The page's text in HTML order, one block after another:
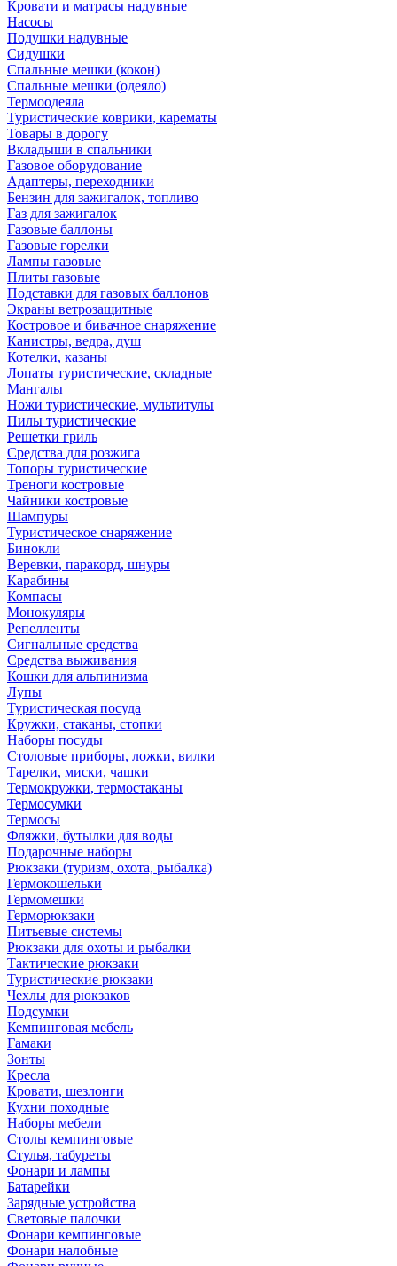
Кровати и матрасы надувные
Насосы
Подушки надувные
Сидушки
Спальные мешки (кокон)
Спальные мешки (одеяло)
Термоодеяла
Туристические коврики, карематы
Товары в дорогу
Вкладыши в спальники
Газовое оборудование
Адаптеры, переходники
Бензин для зажигалок, топливо
Газ для зажигалок
Газовые баллоны
Газовые горелки
Лампы газовые
Плиты газовые
Подставки для газовых баллонов
Экраны ветрозащитные
Костровое и бивачное снаряжение
Канистры, ведра, душ
Котелки, казаны
Лопаты туристические, складные
Мангалы
Ножи туристические, мультитулы
Пилы туристические
Решетки гриль
Средства для розжига
Топоры туристические
Треноги костровые
Чайники костровые
Шампуры
Туристическое снаряжение
Бинокли
Веревки, паракорд, шнуры
Карабины
Компасы
Монокуляры
Репелленты
Сигнальные средства
Средства выживания
Кошки для альпинизма
Лупы
Туристическая посуда
Кружки, стаканы, стопки
Наборы посуды
Столовые приборы, ложки, вилки
Тарелки, миски, чашки
Термокружки, термостаканы
Термосумки
Термосы
Фляжки, бутылки для воды
Подарочные наборы
Рюкзаки (туризм, охота, рыбалка)
Гермокошельки
Гермомешки
Герморюкзаки
Питьевые системы
Рюкзаки для охоты и рыбалки
Тактические рюкзаки
Туристические рюкзаки
Чехлы для рюкзаков
Подсумки
Кемпинговая мебель
Гамаки
Зонты
Кресла
Кровати, шезлонги
Кухни походные
Наборы мебели
Столы кемпинговые
Стулья, табуреты
Фонари и лампы
Батарейки
Зарядные устройства
Световые палочки
Фонари кемпинговые
Фонари налобные